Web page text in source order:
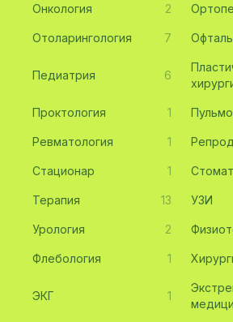
Онкология 2
Отоларингология 7
Педиатрия 6
Проктология 1
Ревматология 1
Стационар 1
Терапия 13 УЗИ
Урология 2
Флебология 1
ЭКГ 1